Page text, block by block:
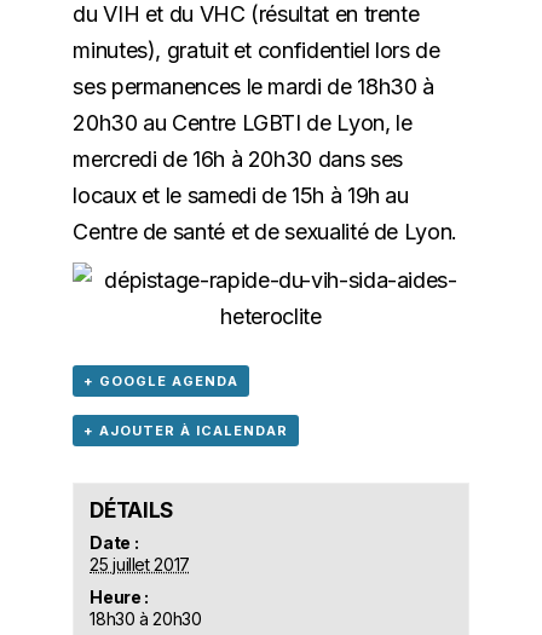
du VIH et du VHC (résultat en trente
minutes), gratuit et confidentiel lors de
ses permanences le mardi de 18h30 à
20h30 au Centre LGBTI de Lyon, le
mercredi de 16h à 20h30 dans ses
locaux et le samedi de 15h à 19h au
Centre de santé et de sexualité de Lyon.
+ GOOGLE AGENDA
+ AJOUTER À ICALENDAR
DÉTAILS
Date :
25 juillet 2017
Heure :
18h30 à 20h30